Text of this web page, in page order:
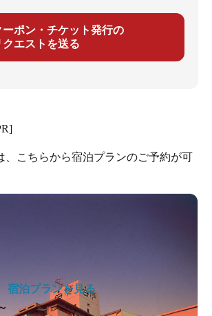
ーポン・チケット発行の
クエストを送る
、こちらから宿泊プランのご予約が可
宿泊プランを見る